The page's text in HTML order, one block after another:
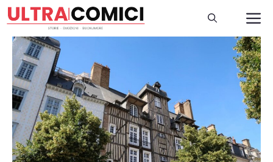
Vai
al
contenuto